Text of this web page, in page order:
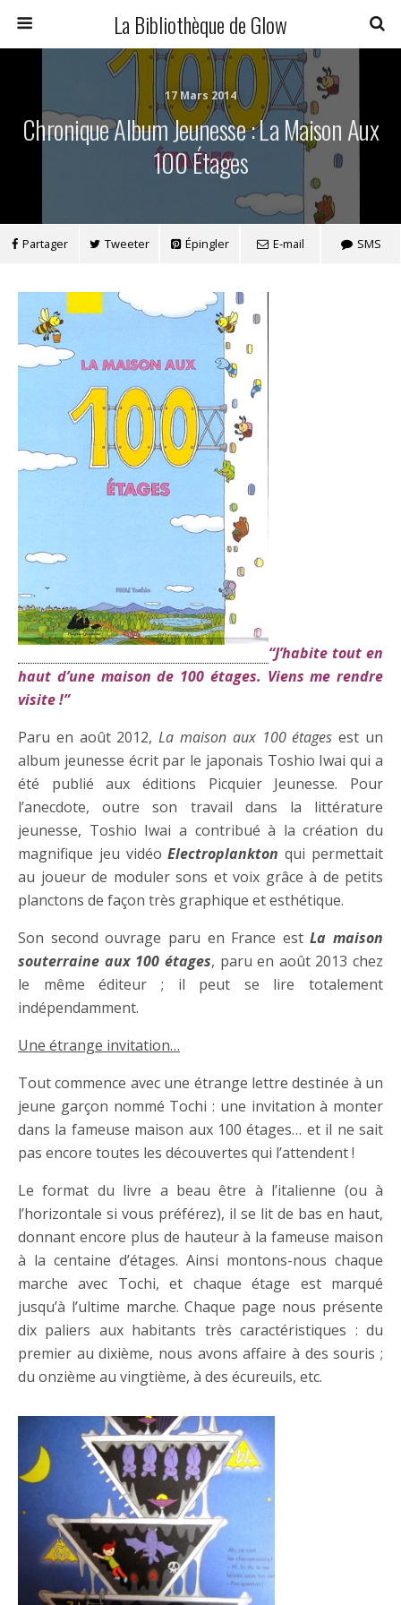
La Bibliothèque de Glow
17 Mars 2014
Chronique Album Jeunesse : La Maison Aux
100 Étages
Partager Tweeter Épingler E-mail SMS
“J’habite tout en
haut d’une maison de 100 étages. Viens me rendre
visite !”
Paru en août 2012,La maison aux 100 étages est un
album jeunesse écrit par le japonais Toshio Iwai qui a
été publié aux éditions Picquier Jeunesse. Pour
l’anecdote, outre son travail dans la littérature
jeunesse, Toshio Iwai a contribué à la création du
magnifique jeu vidéoElectroplankton qui permettait
au joueur de moduler sons et voix grâce à de petits
planctons de façon très graphique et esthétique.
Son second ouvrage paru en France estLa maison
souterraine aux 100 étages, paru en août 2013 chez
le même éditeur ; il peut se lire totalement
indépendamment.
Une étrange invitation…
Tout commence avec une étrange lettre destinée à un
jeune garçon nommé Tochi : une invitation à monter
dans la fameuse maison aux 100 étages… et il ne sait
pas encore toutes les découvertes qui l’attendent !
Le format du livre a beau être à l’italienne (ou à
l’horizontale si vous préférez), il se lit de bas en haut,
donnant encore plus de hauteur à la fameuse maison
à la centaine d’étages. Ainsi montons-nous chaque
marche avec Tochi, et chaque étage est marqué
jusqu’à l’ultime marche. Chaque page nous présente
dix paliers aux habitants très caractéristiques : du
premier au dixième, nous avons affaire à des souris ;
du onzième au vingtième, à des écureuils, etc.